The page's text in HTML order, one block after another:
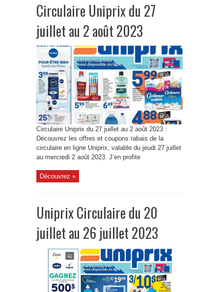
Circulaire Uniprix du 27
juillet au 2 août 2023
Circulaire Uniprix du 27 juillet au 2 août 2023 :
Découvrez les offres et coupons rabais de la
circulaire en ligne Uniprix, valable du jeudi 27 juillet
au mercredi 2 août 2023. J’en profite
Découvrez »
Uniprix Circulaire du 20
juillet au 26 juillet 2023